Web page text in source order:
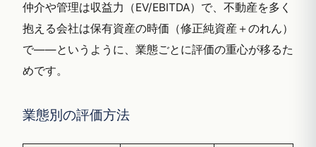
仲介や管理は収益力（EV/EBITDA）で、不動産を多く
抱える会社は保有資産の時価（修正純資産＋のれん）
で——というように、業態ごとに評価の重心が移るた
めです。
業態別の評価方法